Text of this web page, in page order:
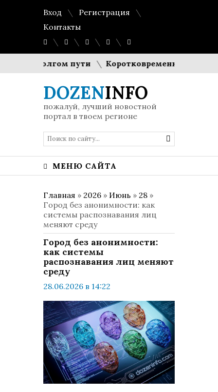
Вход
Регистрация
Контакты
в долгом пути Коротковременный спад
DOZENINFO
пожалуй, лучший новостной
портал в твоем регионе
МЕНЮ САЙТА
Главная » 2026 » Июнь » 28 »
Город без анонимности: как
системы распознавания лиц
меняют среду
Город без анонимности:
как системы
распознавания лиц меняют
среду
28.06.2026 в 14:22
комментариев: 0
Техно